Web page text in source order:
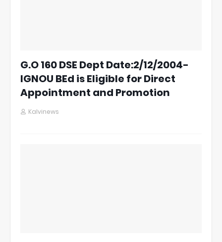
G.O 160 DSE Dept Date:2/12/2004-
IGNOU BEd is Eligible for Direct
Appointment and Promotion
Kalvinews